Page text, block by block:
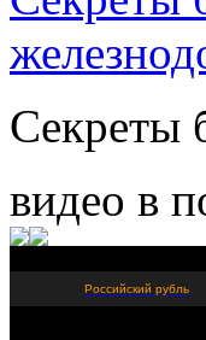
Секреты
видео в
Российский рубль